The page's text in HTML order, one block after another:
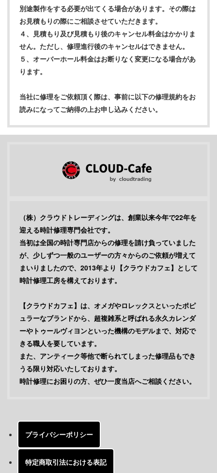
別途製作をする必要が出てくる場合があります。その際は
お見積もりの際にご相談させていただきます。
４、見積もり及び見積もり後のキャンセル料金はかかりま
せん。ただし、修理進行後のキャンセルはできません。
５、オーバーホール料金はお断りなく変更になる場合があ
ります。
当社に修理をご依頼頂く際は、事前に以下の修理規約をお
読みになってご納得の上お申し込みください。
（株）クラウドトレーディングは、創業以来今年で22年を
迎える時計修理専門会社です。
当初は全国の時計専門店からの修理を請け負っていました
が、少しずつ一般のユーザーの方々からのご依頼が増えて
まいりましたので、2013年より【クラウドカフェ】として
時計修理工房を構えております。
【クラウドカフェ】は、オメガやロレックスといったポピ
ュラーなブランドから、超複雑系と呼ばれる永久カレンダ
ーやトゥールヴィヨンといった機構のモデルまで、対応で
きる職人を要しています。
また、アンティーク等他で断られてしまった修理品もでき
うる限り対応いたしております。
時計修理にお困りの方、ぜひ一度当店へご相談ください。
プライバシーポリシー
特定商取引法における表記